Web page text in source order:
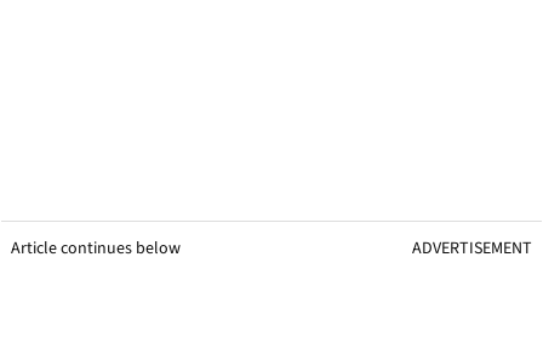
Article continues below ADVERTISEMENT